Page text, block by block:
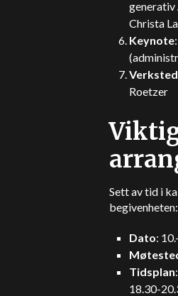
generativ
Christa
Keynote
Verksted
Roetzer
Sett av tid i
begivenheten:
Dato:
Tidsplan
18.30-